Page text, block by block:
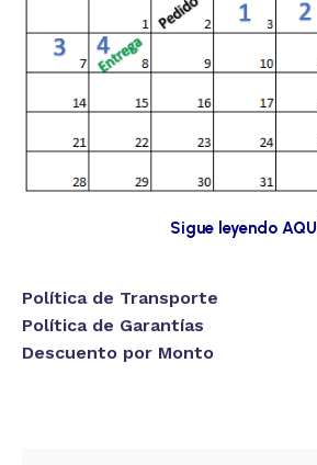
Sigue leyendo AQUÍ
Política de Transporte
Política de Garantías
Descuento por Monto